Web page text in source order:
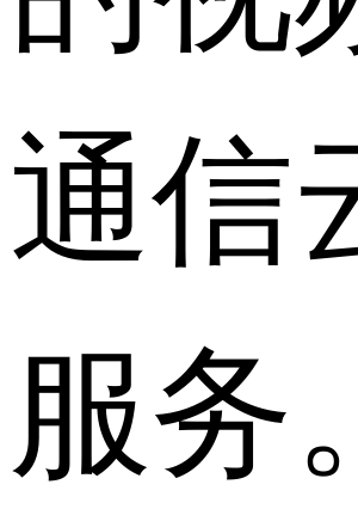
通信
服务。